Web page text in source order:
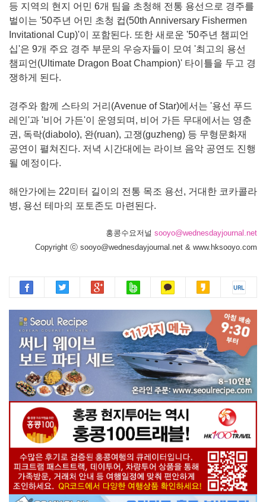
등 지역의 현지 어민 6개 팀을 초청해 전통 용선으로 경주를
벌이는 '50주년 어민 초청 컵(50th Anniversary Fishermen
Invitational Cup)'이 포함된다. 또한 새로운 '50주년 챔피언
십'은 9개 주요 경주 부문의 우승자들이 모여 '최고의 용선
챔피언(Ultimate Dragon Boat Champion)' 타이틀을 두고 경
쟁하게 된다.
경주와 함께 스타의 거리(Avenue of Star)에서는 '용선 푸드
레인'과 '비어 가든'이 운영되며, 비어 가든 무대에서는 영춘
권, 독락(diabolo), 완(ruan), 고쟁(guzheng) 등 무형문화재
공연이 펼쳐진다. 저녁 시간대에는 라이브 음악 공연도 진행
될 예정이다.
해안가에는 22미터 길이의 전통 목조 용선, 거대한 코카콜라
병, 용선 테마의 포토존도 마련된다.
홍콩수요저널 sooyo@wednesdayjournal.net
Copyright ⓒ sooyo@wednesdayjournal.net & www.hksooyo.com